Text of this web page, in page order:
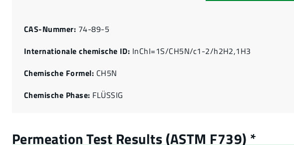
CAS-Nummer: 74-89-5
Internationale chemische ID: InChI=1S/CH5N/c1-2/h2H2,1H3
Chemische Formel: CH5N
Chemische Phase: FLÜSSIG